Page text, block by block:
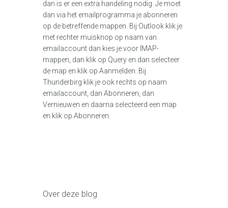
dan is er een extra handeling nodig. Je moet
dan via het emailprogramma je abonneren
op de betreffende mappen. Bij Outlook klik je
met rechter muisknop op naam van
emailaccount dan kies je voor IMAP-
mappen, dan klik op Query en dan selecteer
de map en klik op Aanmelden. Bij
Thunderbirg klik je ook rechts op naam
emailaccount, dan Abonneren, dan
Vernieuwen en daarna selecteerd een map
en klik op Abonneren.
Over deze blog